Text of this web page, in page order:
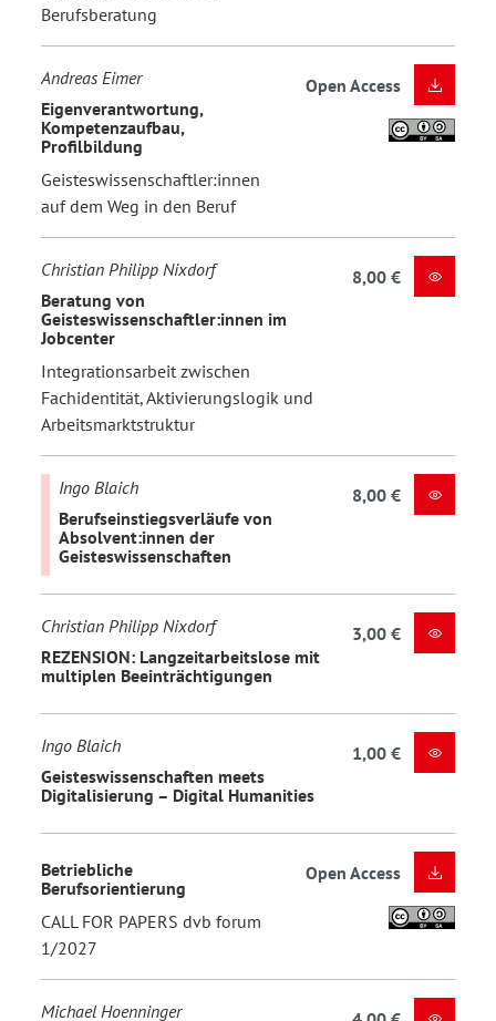
Berufsberatung
Andreas Eimer
Eigenverantwortung,
Kompetenzaufbau,
Profilbildung
Geisteswissenschaftler:innen
auf dem Weg in den Beruf
Open Access
Christian Philipp Nixdorf
Beratung von
Geisteswissenschaftler:innen im
Jobcenter
Integrationsarbeit zwischen
Fachidentität, Aktivierungslogik und
Arbeitsmarktstruktur
8,00 €
Ingo Blaich
Berufseinstiegsverläufe von
Absolvent:innen der
Geisteswissenschaften
8,00 €
Christian Philipp Nixdorf
REZENSION: Langzeitarbeitslose mit
multiplen Beeinträchtigungen
3,00 €
Ingo Blaich
Geisteswissenschaften meets
Digitalisierung – Digital Humanities
1,00 €
Betriebliche
Berufsorientierung
CALL FOR PAPERS dvb forum
1/2027
Open Access
Michael Hoenninger